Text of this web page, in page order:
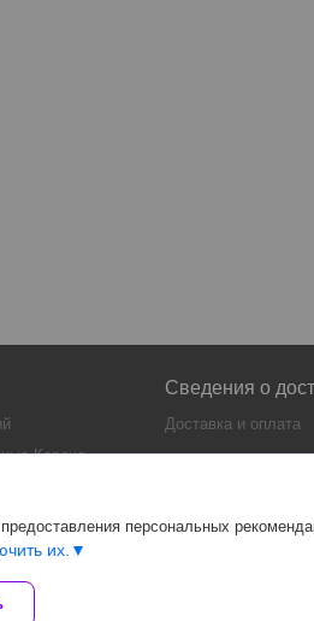
Корона
Сведения о
Доставка и оплата
персональных
их.